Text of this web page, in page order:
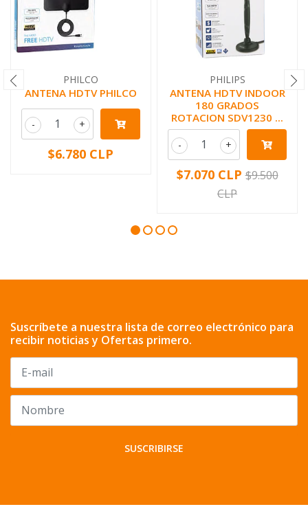
PHILCO
ANTENA HDTV PHILCO
+
-
$6.780 CLP
PHILIPS
ANTENA HDTV INDOOR
180 GRADOS
ROTACION SDV1230 ...
+
-
$7.070 CLP $9.500
CLP
Suscríbete a nuestra lista de correo electrónico para
recibir noticias y Ofertas primero.
SUSCRIBIRSE